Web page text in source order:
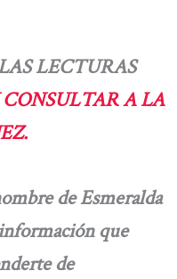
LECTURAS
A LA
de Esmeralda
que
de